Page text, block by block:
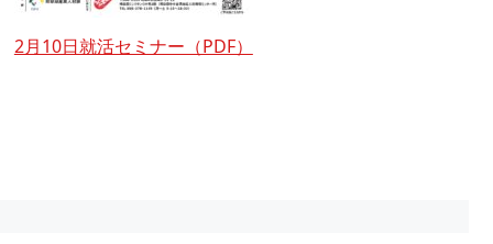
2月10日就活セミナー（PDF）